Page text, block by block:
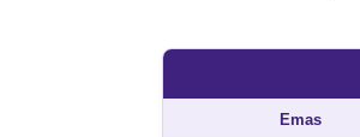
Emas